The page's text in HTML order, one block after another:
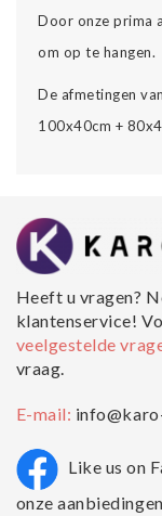
Door onze prima
om op te hangen.
De afmetingen
100x40cm +
Heeft u vragen?
klantenservice!
veelgestelde
vraag.
E-mail:
Like us on
onze